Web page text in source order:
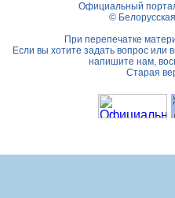
Официальный
©
При перепечатке
Если вы хотите задать вопрос или
напишите нам,
Старая